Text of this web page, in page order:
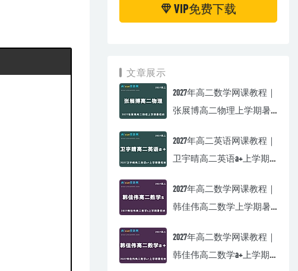
VIP免费下载
文章展示
2027年高二数学网课教程｜
张展博高二物理上学期暑
2027年高二英语网课教程｜
卫宇晴高二英语a+上学期
2027年高二数学网课教程｜
韩佳伟高二数学上学期暑
2027年高二数学网课教程｜
韩佳伟高二数学a+上学期